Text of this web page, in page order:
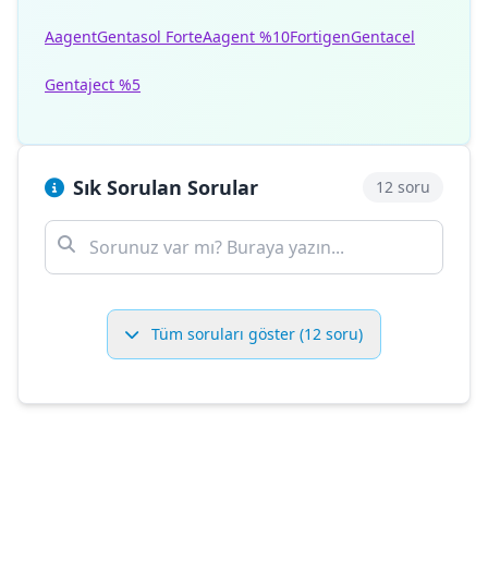
AagentGentasol ForteAagent %10FortigenGentacel
Gentaject %5
Sık Sorulan Sorular 12 soru
Tüm soruları göster (12 soru)